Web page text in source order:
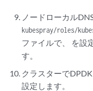
ノードローカル
kubespray/roles/
ファイルで、 を設
す。
クラスターで
設定します。